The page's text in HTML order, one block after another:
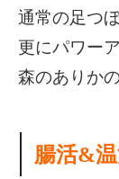
通常の足つ
更にパワー
森のありか
腸活&